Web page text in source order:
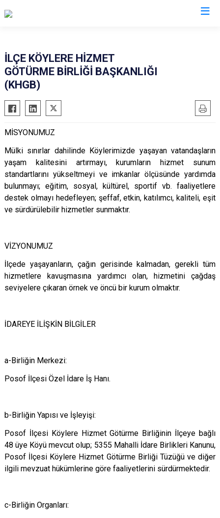
Çıldır
Damal
Göle
Posof
İLÇE KÖYLERE HİZMET
GÖTÜRME BİRLİĞİ BAŞKANLIĞI
(KHGB)
MİSYONUMUZ
Mülki sınırlar dahilinde Köylerimizde yaşayan vatandaşların
yaşam kalitesini artırmayı, kurumların hizmet sunum
standartlarını yükseltmeyi ve imkanlar ölçüsünde yardımda
bulunmayı; eğitim, sosyal, kültürel, sportif vb. faaliyetlere
destek olmayı hedefleyen; şeffaf, etkin, katılımcı, kaliteli, eşit
ve sürdürülebilir hizmetler sunmaktır.
VİZYONUMUZ
İlçede yaşayanların, çağın gerisinde kalmadan, gerekli tüm
hizmetlere kavuşmasına yardımcı olan, hizmetini çağdaş
seviyelere çıkaran örnek ve öncü bir kurum olmaktır.
İDAREYE İLİŞKİN BİLGİLER
a-Birliğin Merkezi:
Posof İlçesi Özel İdare İş Hanı.
b-Birliğin Yapısı ve İşleyişi:
Posof İlçesi Köylere Hizmet Götürme Birliğinin İlçeye bağlı
48 üye Köyü mevcut olup; 5355 Mahalli İdare Birlikleri Kanunu,
Posof İlçesi Köylere Hizmet Götürme Birliği Tüzüğü ve diğer
ilgili mevzuat hükümlerine göre faaliyetlerini sürdürmektedir.
c-Birliğin Organları: